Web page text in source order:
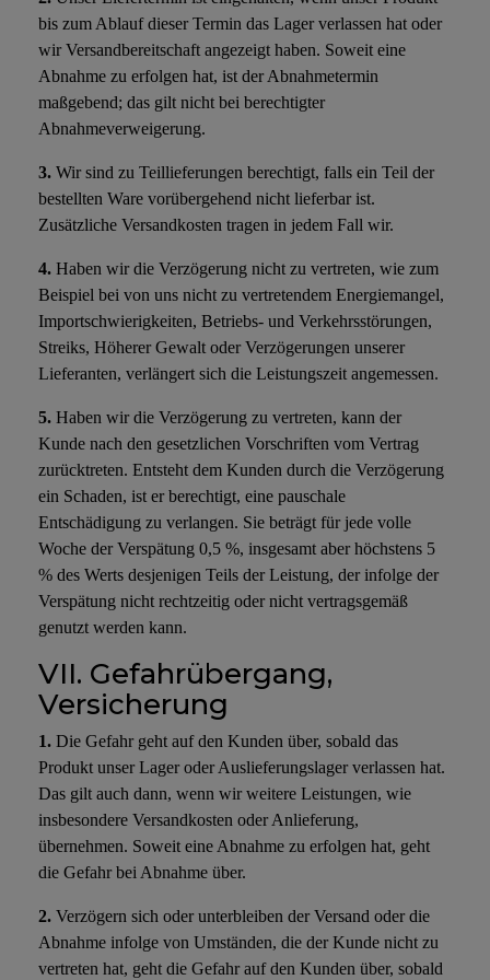
bis zum Ablauf dieser Termin das Lager verlassen hat oder
wir Versandbereitschaft angezeigt haben. Soweit eine
Abnahme zu erfolgen hat, ist der Abnahmetermin
maßgebend; das gilt nicht bei berechtigter
Abnahmeverweigerung.
3. Wir sind zu Teillieferungen berechtigt, falls ein Teil der
bestellten Ware vorübergehend nicht lieferbar ist.
Zusätzliche Versandkosten tragen in jedem Fall wir.
4. Haben wir die Verzögerung nicht zu vertreten, wie zum
Beispiel bei von uns nicht zu vertretendem Energiemangel,
Importschwierigkeiten, Betriebs- und Verkehrsstörungen,
Streiks, Höherer Gewalt oder Verzögerungen unserer
Lieferanten, verlängert sich die Leistungszeit angemessen.
5. Haben wir die Verzögerung zu vertreten, kann der
Kunde nach den gesetzlichen Vorschriften vom Vertrag
zurücktreten. Entsteht dem Kunden durch die Verzögerung
ein Schaden, ist er berechtigt, eine pauschale
Entschädigung zu verlangen. Sie beträgt für jede volle
Woche der Verspätung 0,5 %, insgesamt aber höchstens 5
% des Werts desjenigen Teils der Leistung, der infolge der
Verspätung nicht rechtzeitig oder nicht vertragsgemäß
genutzt werden kann.
VII. Gefahrübergang,
Versicherung
1. Die Gefahr geht auf den Kunden über, sobald das
Produkt unser Lager oder Auslieferungslager verlassen hat.
Das gilt auch dann, wenn wir weitere Leistungen, wie
insbesondere Versandkosten oder Anlieferung,
übernehmen. Soweit eine Abnahme zu erfolgen hat, geht
die Gefahr bei Abnahme über.
2. Verzögern sich oder unterbleiben der Versand oder die
Abnahme infolge von Umständen, die der Kunde nicht zu
vertreten hat, geht die Gefahr auf den Kunden über, sobald